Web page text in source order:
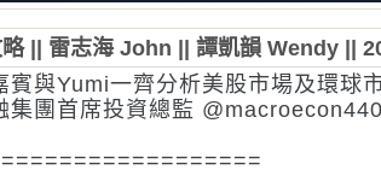
略 || 雷志海 John || 譚凱韻 Wendy ||
與Yumi一齊分析美股市場及環球市
團首席投資總監